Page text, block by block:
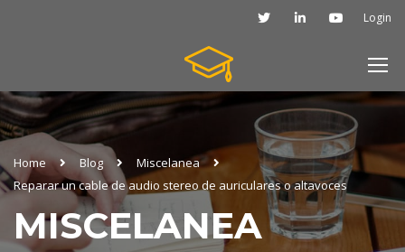
Login
Home Blog
Miscelanea
Reparar un cable de audio stereo de auriculares o altavoces
MISCELANEA